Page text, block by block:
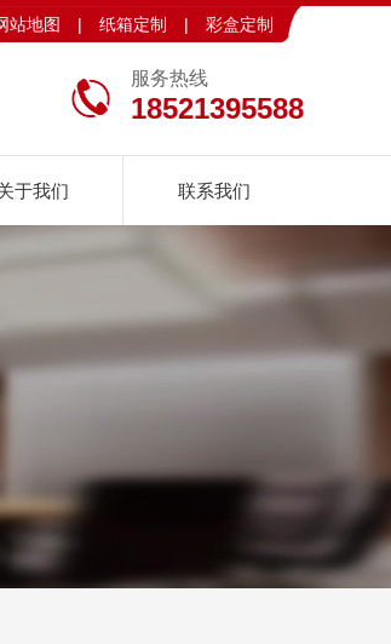
站地图 | 纸箱定制 | 彩盒定制
服务热线
18521395588
于我们 联系我们